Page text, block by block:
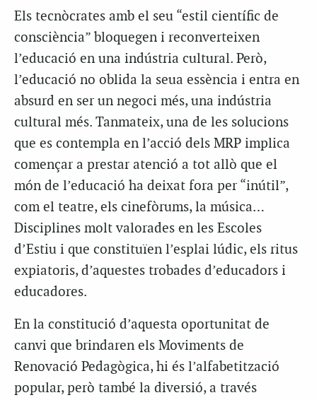
Els tecnòcrates amb el seu “estil científic de
consciència” bloquegen i reconverteixen
l’educació en una indústria cultural. Però,
l’educació no oblida la seua essència i entra en
absurd en ser un negoci més, una indústria
cultural més. Tanmateix, una de les solucions
que es contempla en l’acció dels MRP implica
començar a prestar atenció a tot allò que el
món de l’educació ha deixat fora per “inútil”,
com el teatre, els cinefòrums, la música…
Disciplines molt valorades en les Escoles
d’Estiu i que constituïen l’esplai lúdic, els ritus
expiatoris, d’aquestes trobades d’educadors i
educadores.
En la constitució d’aquesta oportunitat de
canvi que brindaren els Moviments de
Renovació Pedagògica, hi és l’alfabetització
popular, però també la diversió, a través